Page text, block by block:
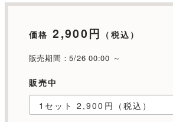
価格 2,900円 （税込）
販売期間：5/26 00:00 ～
販売中